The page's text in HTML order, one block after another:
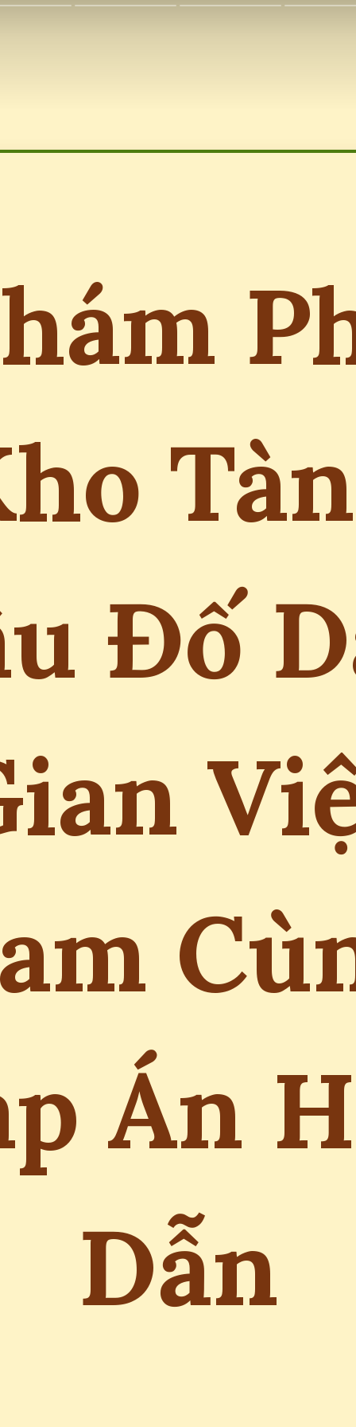
Đố
Án
Dẫn